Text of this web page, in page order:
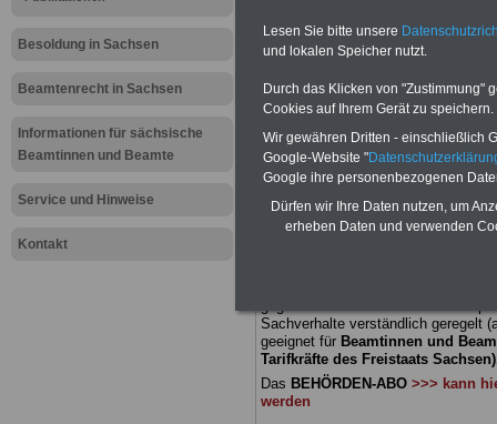
Besoldung in Sachsen
Beamtenrecht in Sachsen
Informationen für sächsische
Beamtinnen und Beamte
Service und Hinweise
Kontakt
Meldung
Sachsen:
Behörden
BEHÖRDEN-ABO
mit 3 Ratgebern
22,50 Euro: Wissenswertes für
Sachverhalte verständlich geregelt
geeignet für Beamtinnen und
Tarifkräfte des Freistaats
Das BEHÖRDEN-ABO >>> kann
werden
Lesen Sie bitte unsere
und lokalen Speicher nutzt.
Durch das Klicken von "Zustimmung"
Cookies auf Ihrem Gerät zu speichern.
Wir gewähren Dritten - einschließlich
Google-Website "
Google ihre personenbezogenen
Dürfen wir Ihre Daten nutzen, um
erheben Daten und verwenden